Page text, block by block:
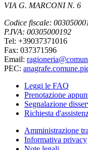
VIA G. MARCONI N. 6
Codice fiscale:
P.IVA: 00305000192
Tel: +39037371016
Fax: 037371596
Email:
PEC:
Leggi le FAQ
Prenotazione
Segnalazione
Richiesta
Amministrazione
Informativa privacy